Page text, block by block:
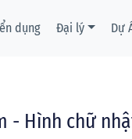
dụng Đại lý Dự
- Hình chữ